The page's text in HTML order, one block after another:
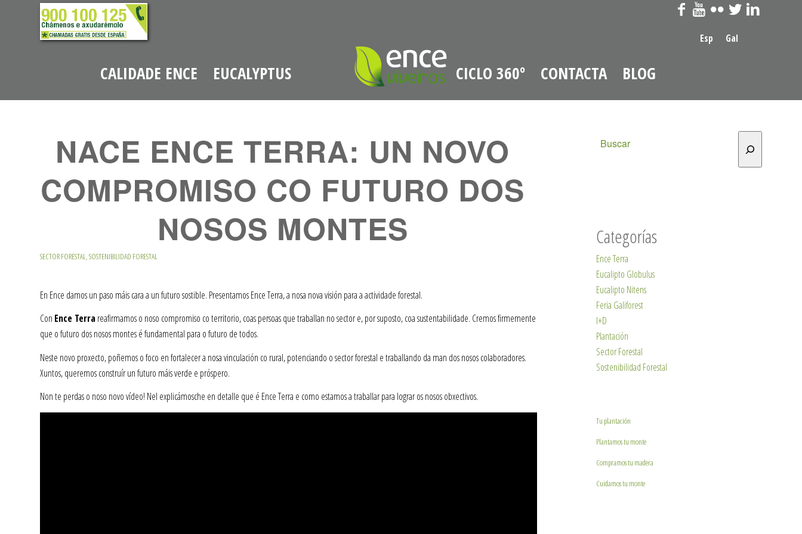
Esp Gal
CALIDADE ENCE EUCALYPTUS CICLO 360º CONTACTA BLOG
NACE ENCE TERRA: UN NOVO
COMPROMISO CO FUTURO DOS
NOSOS MONTES
SECTOR FORESTAL,SOSTENIBILIDAD FORESTAL
En Ence damos un paso máis cara a un futuro sostible. Presentamos Ence Terra, a nosa nova visión para a actividade forestal.
Con Ence Terrareafirmamos o noso compromiso co territorio, coas persoas que traballan no sector e, por suposto, coa sustentabilidade. Cremos firmemente
que o futuro dos nosos montes é fundamental para o futuro de todos.
Neste novo proxecto, poñemos o foco en fortalecer a nosa vinculación co rural, potenciando o sector forestal e traballando da man dos nosos colaboradores.
Xuntos, queremos construír un futuro máis verde e próspero.
Non te perdas o noso novo vídeo! Nel explicámosche en detalle que é Ence Terra e como estamos a traballar para lograr os nosos obxectivos.
Buscar
Categorías
Ence Terra
Eucalipto Globulus
Eucalipto Nitens
Feria Galiforest
I+D
Plantación
Sector Forestal
Sostenibilidad Forestal
Tu plantación
Plantamos tu monte
Compramos tu madera
Cuidamos tu monte